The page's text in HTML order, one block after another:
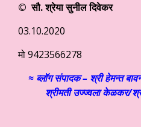
© सौ. श्रेया सुनील दिवेकर
03.10.2020
मो 9423566278
≈ ब्लॉग संपादक – श्री हेमन्त
श्रीमती उज्ज्वला केळकर/